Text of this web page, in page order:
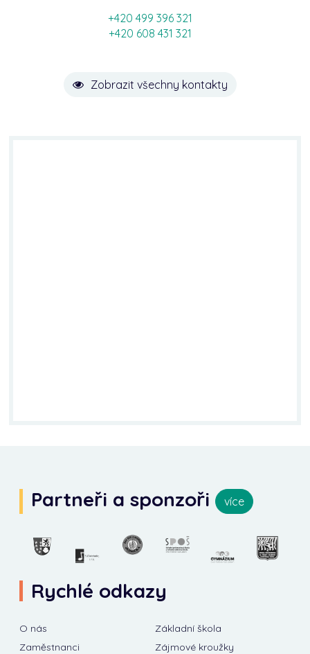
+420 499 396 321
+420 608 431 321
Zobrazit všechny kontakty
Partneři a sponzoři více
Rychlé odkazy
O nás
Základní škola
Zaměstnanci
Zájmové kroužky